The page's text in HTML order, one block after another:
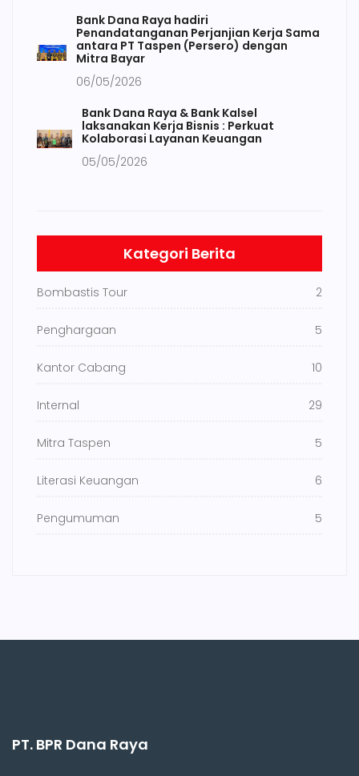
Bank Dana Raya hadiri
Penandatanganan Perjanjian Kerja Sama
antara PT Taspen (Persero) dengan
Mitra Bayar
06/05/2026
Bank Dana Raya & Bank Kalsel
laksanakan Kerja Bisnis : Perkuat
Kolaborasi Layanan Keuangan
05/05/2026
Kategori Berita
Bombastis Tour 2
Penghargaan 5
Kantor Cabang 10
Internal 29
Mitra Taspen 5
Literasi Keuangan 6
Pengumuman 5
PT. BPR Dana Raya